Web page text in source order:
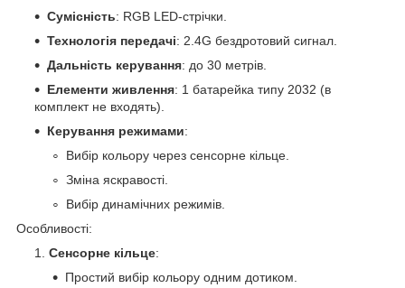
Сумісність: RGB LED-стрічки.
Технологія передачі: 2.4G бездротовий сигнал.
Дальність керування: до 30 метрів.
Елементи живлення: 1 батарейка типу 2032 (в
комплект не входять).
Керування режимами:
Вибір кольору через сенсорне кільце.
Зміна яскравості.
Вибір динамічних режимів.
Особливості:
Сенсорне кільце:
Простий вибір кольору одним дотиком.